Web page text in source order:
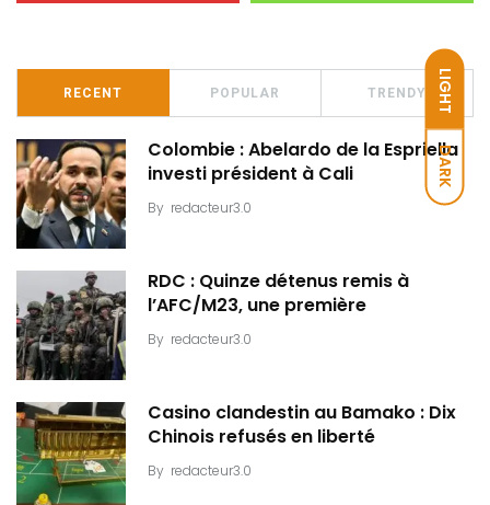
LIGHT
DARK
RECENT POPULAR TRENDY
Colombie : Abelardo de la Espriella
investi président à Cali
By redacteur3.0
RDC : Quinze détenus remis à
l’AFC/M23, une première
By redacteur3.0
Casino clandestin au Bamako : Dix
Chinois refusés en liberté
By redacteur3.0